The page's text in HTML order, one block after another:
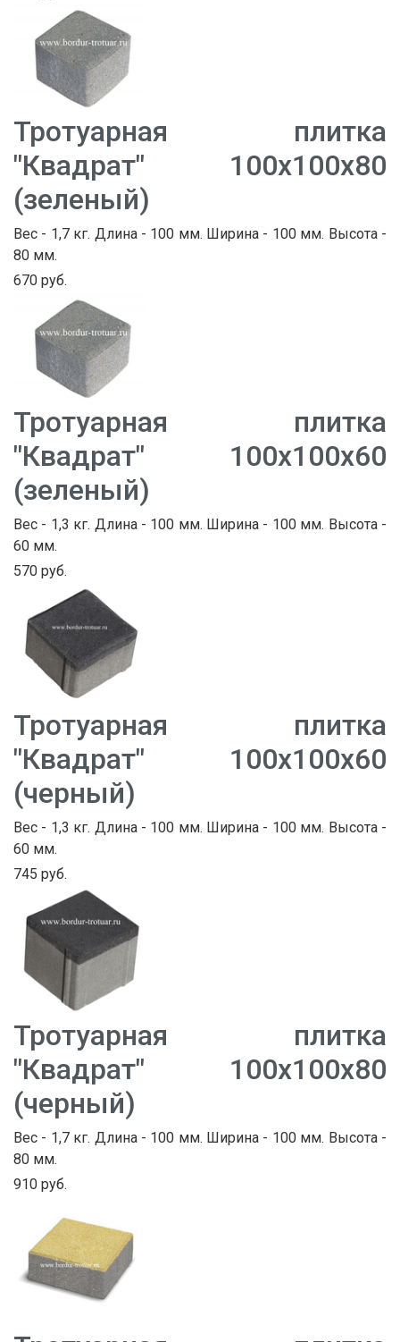
Тротуарная плитка
"Квадрат" 100х100х80
(зеленый)
Вес - 1,7 кг. Длина - 100 мм. Ширина - 100 мм. Высота -
80 мм.
670 руб.
Тротуарная плитка
"Квадрат" 100х100х60
(зеленый)
Вес - 1,3 кг. Длина - 100 мм. Ширина - 100 мм. Высота -
60 мм.
570 руб.
Тротуарная плитка
"Квадрат" 100х100х60
(черный)
Вес - 1,3 кг. Длина - 100 мм. Ширина - 100 мм. Высота -
60 мм.
745 руб.
Тротуарная плитка
"Квадрат" 100х100х80
(черный)
Вес - 1,7 кг. Длина - 100 мм. Ширина - 100 мм. Высота -
80 мм.
910 руб.